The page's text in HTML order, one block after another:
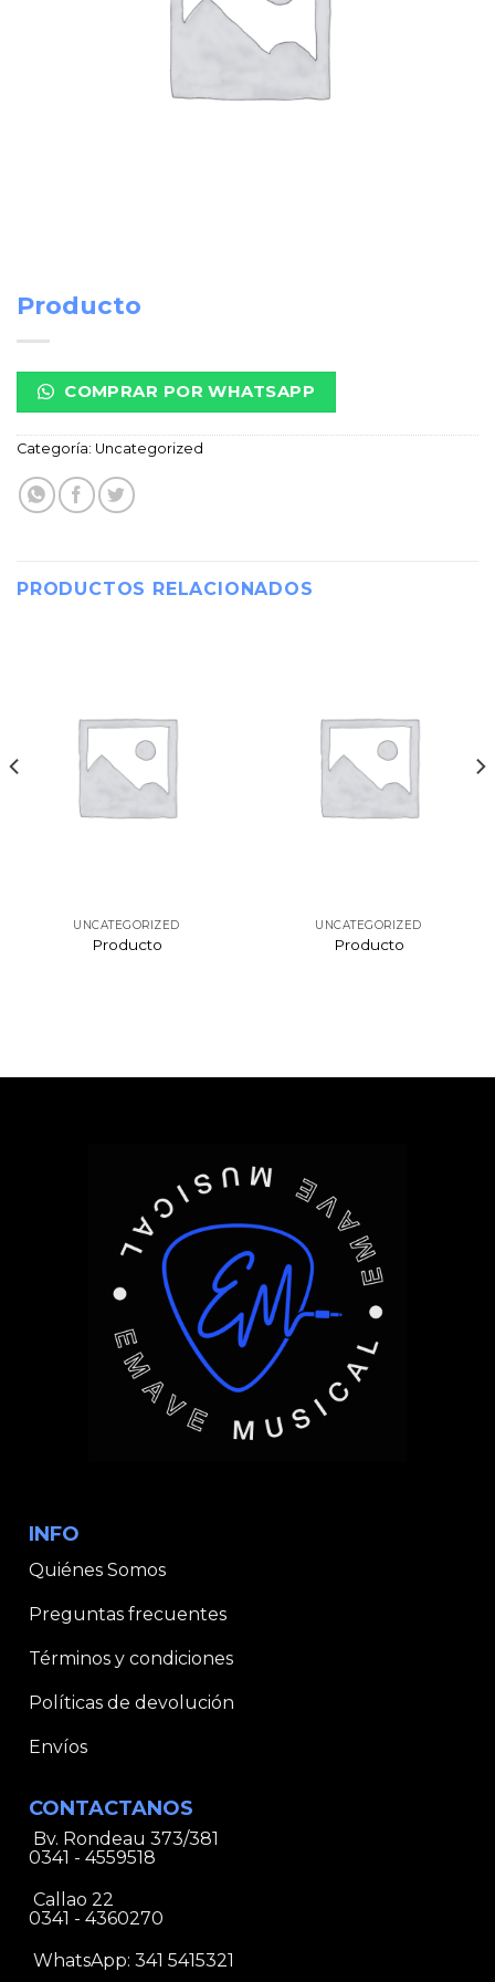
Producto
COMPRAR POR WHATSAPP
Categoría: Uncategorized
PRODUCTOS RELACIONADOS
UNCATEGORIZED
Producto
UNCATEGORIZED
Producto
INFO
Quiénes Somos
Preguntas frecuentes
Términos y condiciones
Políticas de devolución
Envíos
CONTACTANOS
Bv. Rondeau 373/381
0341 - 4559518
Callao 22
0341 - 4360270
WhatsApp: 341 5415321